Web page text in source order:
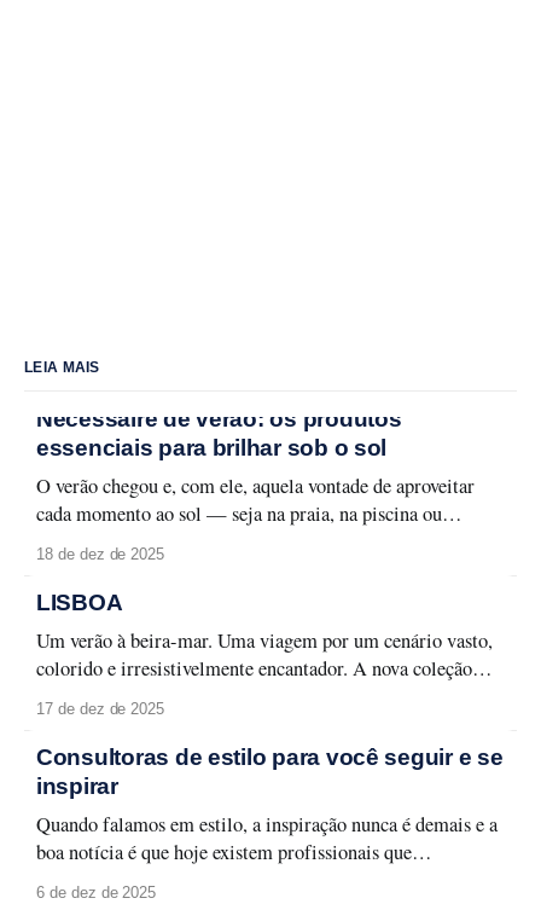
LEIA MAIS
Nécessaire de verão: os produtos
essenciais para brilhar sob o sol
O verão chegou e, com ele, aquela vontade de aproveitar
cada momento ao sol — seja na praia, na piscina ou
naquele passeio ao ar livre. Para curtir a temporada sem
impecável, é fundamental ter um nécessaire preparado.
18 de dez de 2025
LISBOA
Um verão à beira-mar. Uma viagem por um cenário vasto,
colorido e irresistivelmente encantador. A nova coleção
Lisboa celebra a capital lusitana em toda a sua forma leve e
contam histórias memoráveis. Lisboa se revela em detalhes
que traduzem seu espírito urbano
17 de dez de 2025
Consultoras de estilo para você seguir e se
inspirar
Quando falamos em estilo, a inspiração nunca é demais e a
boa notícia é que hoje existem profissionais que
transformam moda em aprendizado, aplicabilidade e
6 de dez de 2025